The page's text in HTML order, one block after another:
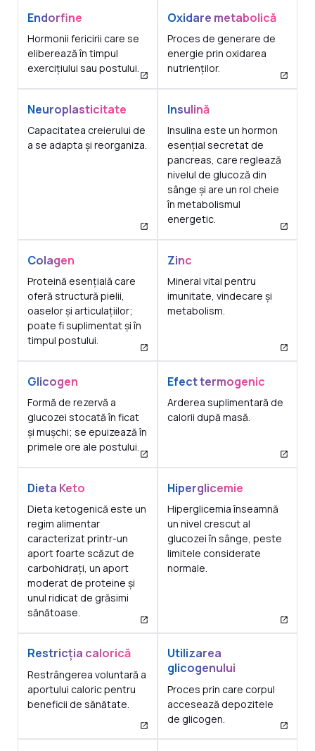
Endorfine
Hormonii fericirii care se
eliberează în timpul
exercițiului sau postului.
Oxidare metabolică
Proces de generare de
energie prin oxidarea
nutrienților.
Neuroplasticitate
Capacitatea creierului de
a se adapta și reorganiza.
Insulină
Insulina este un hormon
esențial secretat de
pancreas, care reglează
nivelul de glucoză din
sânge și are un rol cheie
în metabolismul
energetic.
Colagen
Proteină esențială care
oferă structură pielii,
oaselor și articulațiilor;
poate fi suplimentat și în
timpul postului.
Zinc
Mineral vital pentru
imunitate, vindecare și
metabolism.
Glicogen
Formă de rezervă a
glucozei stocată în ficat
și mușchi; se epuizează în
primele ore ale postului.
Efect termogenic
Arderea suplimentară de
calorii după masă.
Dieta Keto
Dieta ketogenică este un
regim alimentar
caracterizat printr-un
aport foarte scăzut de
carbohidrați, un aport
moderat de proteine și
unul ridicat de grăsimi
sănătoase.
Hiperglicemie
Hiperglicemia înseamnă
un nivel crescut al
glucozei în sânge, peste
limitele considerate
normale.
Restricția calorică
Restrângerea voluntară a
aportului caloric pentru
beneficii de sănătate.
Utilizarea
glicogenului
Proces prin care corpul
accesează depozitele
de glicogen.